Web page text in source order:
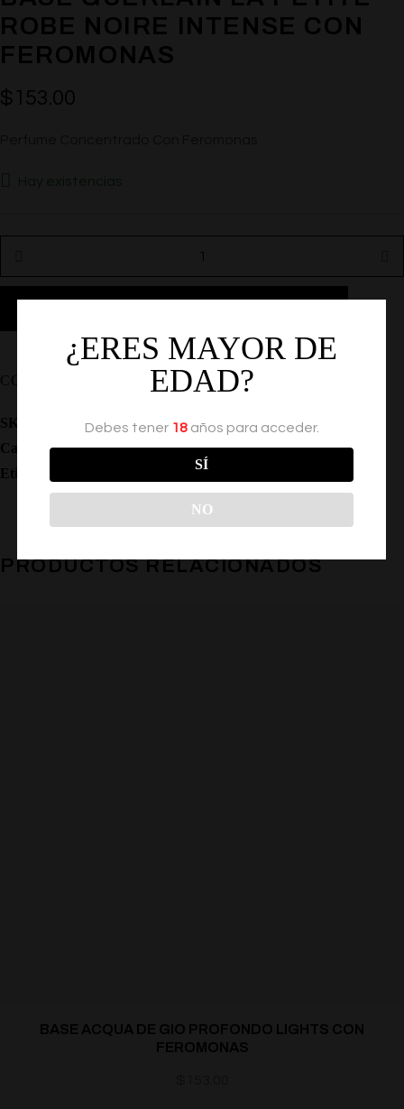
ROBE NOIRE INTENSE CON
FEROMONAS
$ 153.00
COMPARTIR
SKU: EF-GLPRNI
Categoría: Feromonas
Etiquetas: Locion,
PRODUCTOS RELACIONADOS
BASE ACQUA DE GIO PROFONDO LIGHTS CON
FEROMONAS
¿ERES MAYOR DE
EDAD?
Debes tener 18años para acceder.
SÍ
NO